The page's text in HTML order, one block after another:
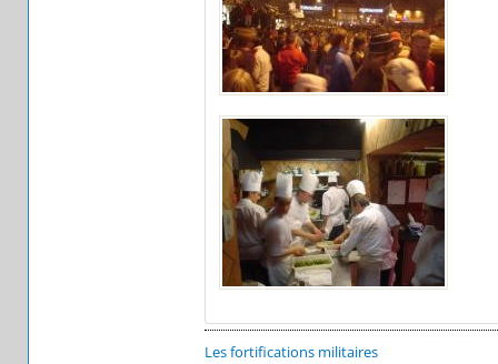
Les fortifications militaires